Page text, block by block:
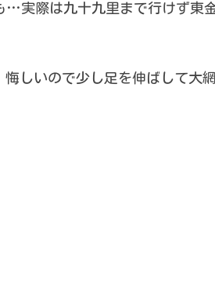
実際は九十九里まで行けず東
しいので少し足を伸ばして大